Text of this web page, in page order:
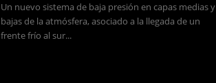
Un nuevo sistema de baja presión en capas medias y
bajas de la atmósfera, asociado a la llegada de un
frente frío al sur...